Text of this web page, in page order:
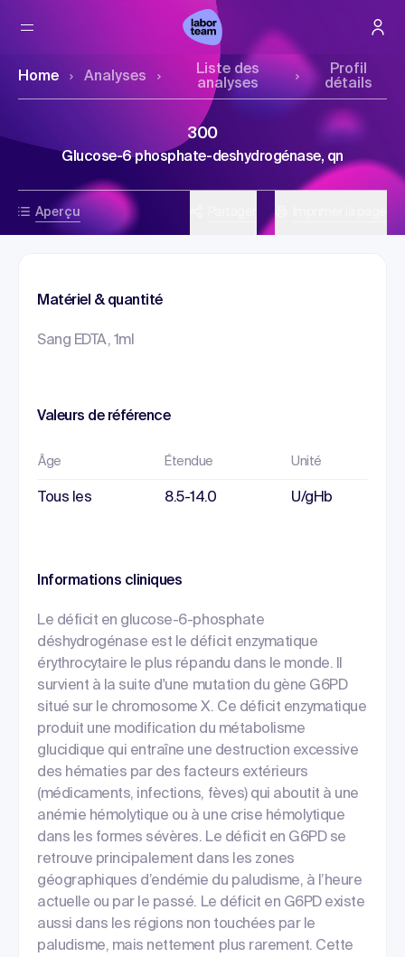
Home Analyses
Liste des
analyses
Profil
détails
Aperçu
300
Glucose-6 phosphate-deshydrogénase, qn
Matériel & quantité
Sang EDTA, 1ml
Valeurs de référence
Âge Étendue Unité
Tous les 8.5-14.0 U/gHb
Informations cliniques
Le déficit en glucose-6-phosphate
déshydrogénase est le déficit enzymatique
érythrocytaire le plus répandu dans le monde. Il
survient à la suite d'une mutation du gène G6PD
situé sur le chromosome X. Ce déficit enzymatique
produit une modification du métabolisme
glucidique qui entraîne une destruction excessive
des hématies par des facteurs extérieurs
(médicaments, infections, fèves) qui aboutit à une
anémie hémolytique ou à une crise hémolytique
dans les formes sévères. Le déficit en G6PD se
retrouve principalement dans les zones
géographiques d’endémie du paludisme, à l’heure
actuelle ou par le passé. Le déficit en G6PD existe
aussi dans les régions non touchées par le
paludisme, mais nettement plus rarement. Cette